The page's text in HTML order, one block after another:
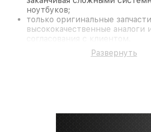
ноутбуков;
только оригинальные
высококачественные аналоги
согласования с клиентом.
На все работы и замененные
предоставляется длительная
Развернуть